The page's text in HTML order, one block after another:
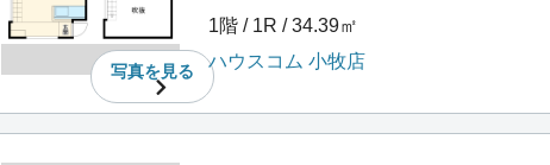
写真を見る
1階 / 1R / 34.39㎡
ハウスコム 小牧店